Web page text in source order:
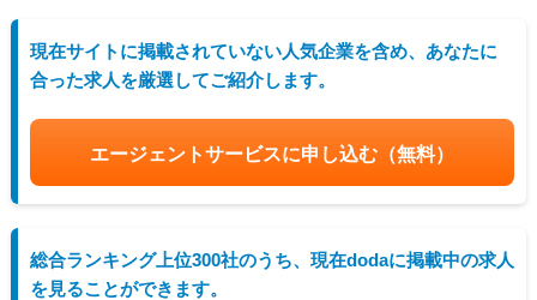
現在サイトに掲載されていない人気企業を含め、あなたに
合った求人を厳選してご紹介します。
エージェントサービスに申し込む （無料）
総合ランキング上位300社のうち、現在dodaに掲載中の求人
を見ることができます。